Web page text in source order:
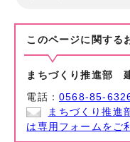
このページに関する
まちづくり推進部
電話：0568-85-
まちづくり推
は専用フォームをご